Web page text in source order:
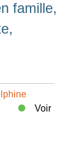
famille,
Voir